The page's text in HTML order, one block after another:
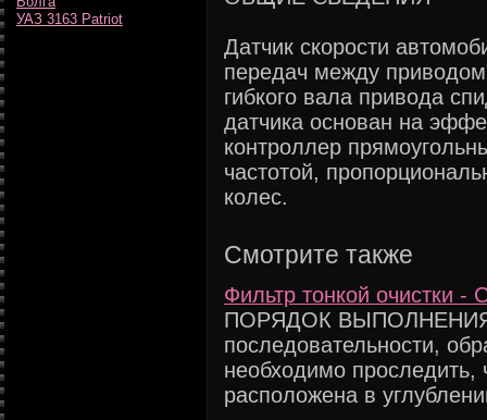
УАЗ 3163 Patriot
Датчик скорости
передач между
гибкого вала привода
датчика основан на
контроллер
частотой,
колес.
Смотрите также
Фильтр тонкой очистки -
ПОРЯДОК ВЫПОЛНЕНИЯ
последовательности,
необходимо
расположена в